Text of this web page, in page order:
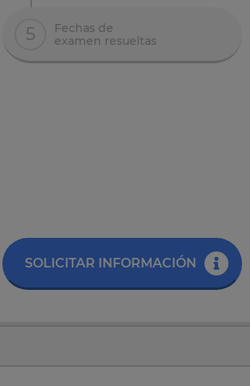
5
Fechas de
examen resueltas
SOLICITAR INFORMACIÓN